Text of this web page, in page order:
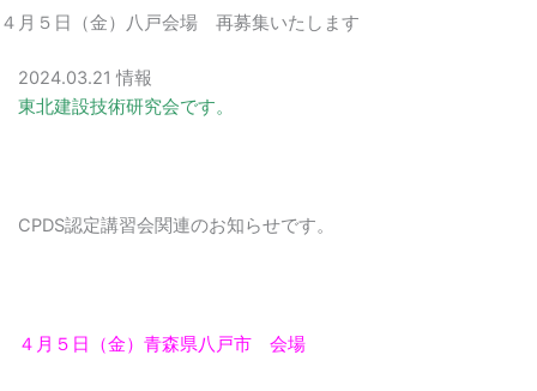
４月５日（金）八戸会場 再募集いたします
2024.03.21 情報
東北建設技術研究会です。
CPDS認定講習会関連のお知らせです。
４月５日（金）青森県八戸市 会場